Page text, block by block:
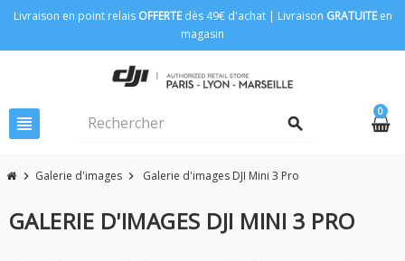
Livraison en point relais OFFERTEdès 49€ d'achat | Livraison GRATUITEen
magasin
view_headline search
0
chevron_right Galerie d'images chevron_right Galerie d'images DJI Mini 3 Pro
GALERIE D'IMAGES DJI MINI 3 PRO